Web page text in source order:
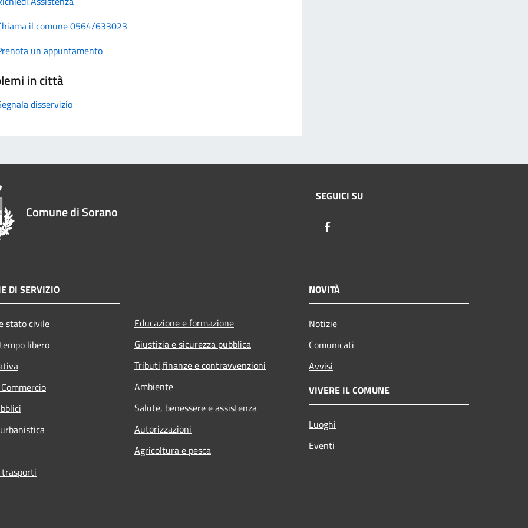
il comune 0564/633023
un appuntamento
in città
disservizio
Comune di Sorano
SEGUICI SU
DI SERVIZIO
stato civile
libero
Educazione e formazione
Giustizia e sicurezza pubblica
Tributi,finanze e contravvenzioni
Ambiente
Salute, benessere e assistenza
Autorizzazioni
Agricoltura e pesca
NOVITÀ
Notizie
Comunicati
Avvisi
VIVERE IL COMUNE
Luoghi
Eventi